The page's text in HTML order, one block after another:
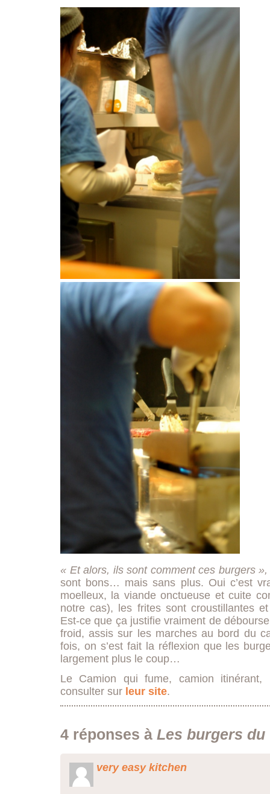
« Et alors, ils sont comment ces burgers »,
sont bons… mais sans plus. Oui c’est
moelleux, la viande onctueuse et cuite
notre cas), les frites sont croustillantes
Est-ce que ça justifie vraiment de
froid, assis sur les marches au bord du
fois, on s’est fait la réflexion que les
largement plus le coup…
Le Camion qui fume, camion
consulter sur leur site.
4 réponses à Les burgers du
very easy kitchen